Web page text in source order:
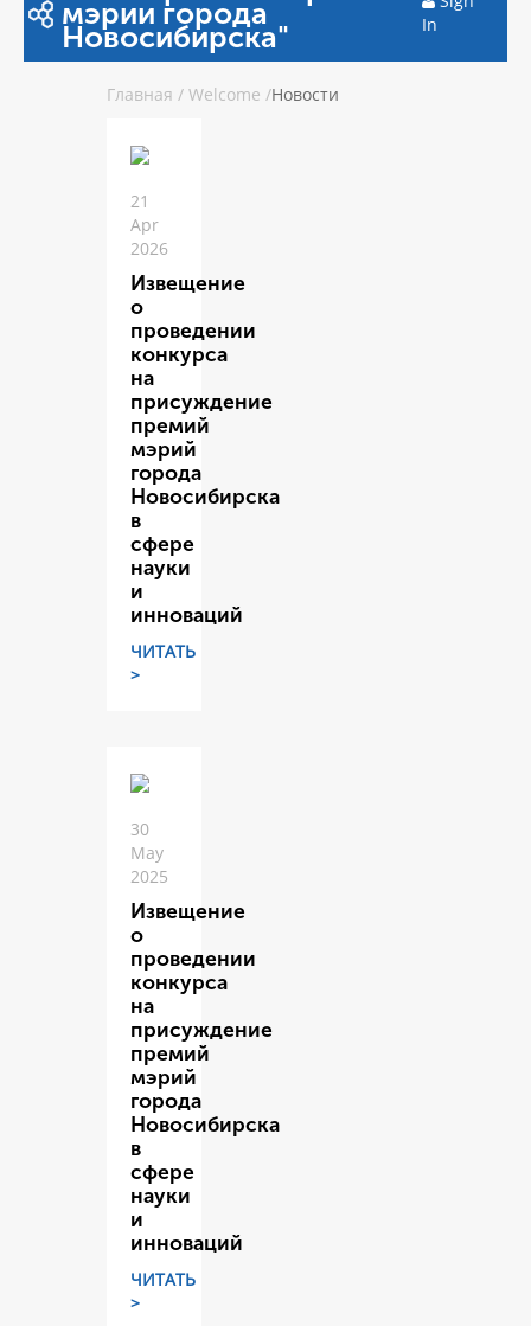
мэрии города
Новосибирска"
In
Главная / Welcome /Новости
21
Apr
2026
Извещение
о
проведении
конкурса
на
присуждение
премий
мэрий
города
Новосибирска
в
сфере
науки
и
инноваций
ЧИТАТЬ
>
30
May
2025
Извещение
о
проведении
конкурса
на
присуждение
премий
мэрий
города
Новосибирска
в
сфере
науки
и
инноваций
ЧИТАТЬ
>